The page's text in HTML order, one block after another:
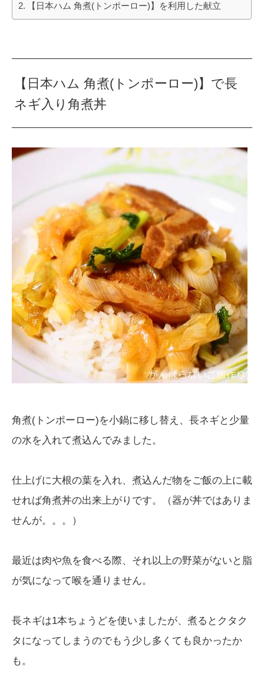
【日本ハム 角煮(トンポーロー)】を利用した献立
【日本ハム 角煮(トンポーロー)】で長
ネギ入り角煮丼
角煮(トンポーロー)を小鍋に移し替え、長ネギと少量
の水を入れて煮込んでみました。
仕上げに大根の葉を入れ、煮込んだ物をご飯の上に載
せれば角煮丼の出来上がりです。（器が丼ではありま
せんが。。。）
最近は肉や魚を食べる際、それ以上の野菜がないと脂
が気になって喉を通りません。
長ネギは1本ちょうどを使いましたが、煮るとクタク
タになってしまうのでもう少し多くても良かったか
も。